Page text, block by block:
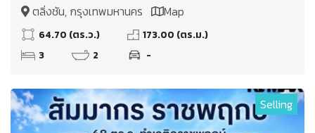
ตลิ่งชัน, กรุงเทพมหานคร
Map
64.70 (ตร.ว.)
173.00 (ตร.ม.)
3
2 -
Selling